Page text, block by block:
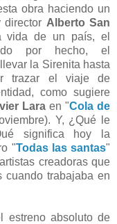
obra haciendo un
director Alberto San
vida de un país, el
por hecho, el
la Sirenita hasta
trazar el viaje de
como sugiere
Laraen "Cola de
Y, ¿Qué le
significa hoy la
"Todas las santas"
creadoras que
cuando trabajaba en
estreno absoluto de